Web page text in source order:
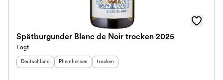
Spätburgunder Blanc de Noir trocken 2025
Fogt
Herkunftsland
Deutschland Herkunftsregion :
Rheinhessen Geschmack
trocken